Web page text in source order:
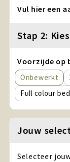
Textiel,
Vul hier een
Stap 2:
Voorzijde op
Onbewerkt
Full colour
Jouw
Selecteer